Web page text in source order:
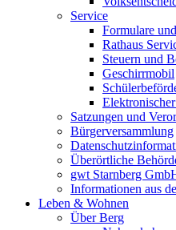
Service
Formulare
Rathaus
Steuern und
Geschirrmobil
Satzungen und
Bürgerversammlung
Überörtliche
gwt Starnberg
Informationen aus
Leben & Wohnen
Über Berg